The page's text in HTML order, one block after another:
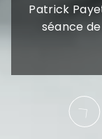
Patrick
séance